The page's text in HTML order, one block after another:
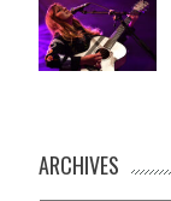
ARCHIVES